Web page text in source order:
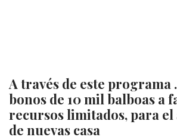
A través de este programa
bonos de 10 mil balboas a
recursos limitados, para
de nuevas casa